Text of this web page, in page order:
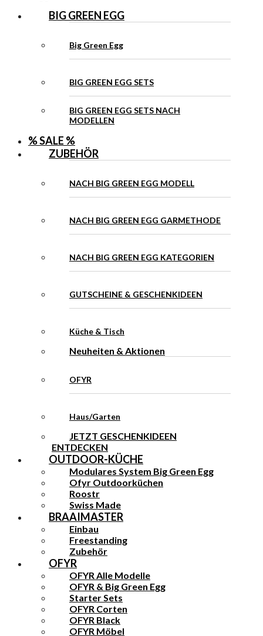
BIG GREEN EGG
Big Green Egg
BIG GREEN EGG SETS
BIG GREEN EGG SETS NACH
MODELLEN
% SALE %
ZUBEHÖR
NACH BIG GREEN EGG MODELL
NACH BIG GREEN EGG GARMETHODE
NACH BIG GREEN EGG KATEGORIEN
GUTSCHEINE & GESCHENKIDEEN
Küche & Tisch
Neuheiten & Aktionen
OFYR
Haus/Garten
JETZT GESCHENKIDEEN
ENTDECKEN
OUTDOOR-KÜCHE
Modulares System Big Green Egg
Ofyr Outdoorküchen
Roostr
Swiss Made
BRAAIMASTER
Einbau
Freestanding
Zubehör
OFYR
OFYR Alle Modelle
OFYR & Big Green Egg
Starter Sets
OFYR Corten
OFYR Black
OFYR Möbel